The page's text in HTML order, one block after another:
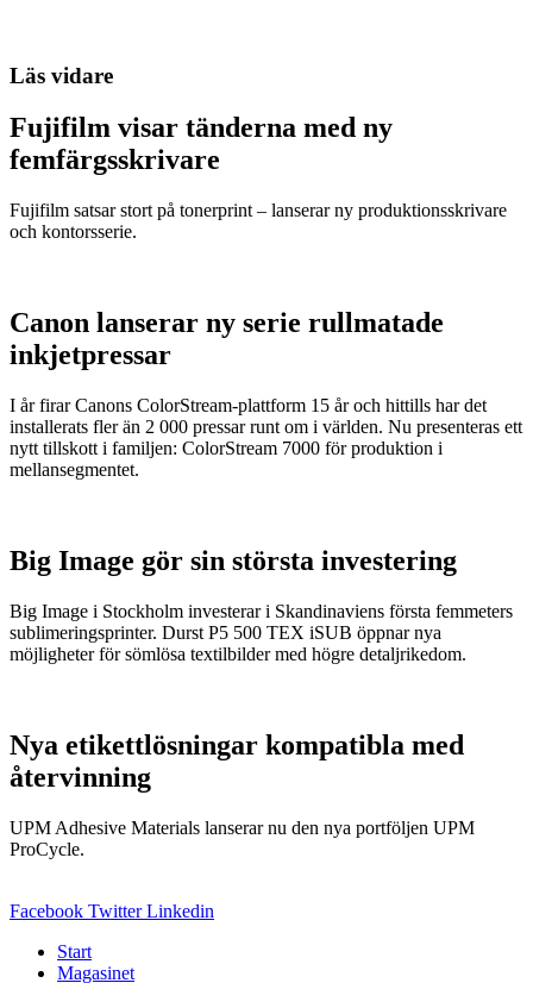
Läs vidare
Fujifilm visar tänderna med ny
femfärgsskrivare
Fujifilm satsar stort på tonerprint – lanserar ny produktionsskrivare
och kontorsserie.
Canon lanserar ny serie rullmatade
inkjetpressar
I år firar Canons ColorStream-plattform 15 år och hittills har det
installerats fler än 2 000 pressar runt om i världen. Nu presenteras ett
nytt tillskott i familjen: ColorStream 7000 för produktion i
mellansegmentet.
Big Image gör sin största investering
Big Image i Stockholm investerar i Skandinaviens första femmeters
sublimeringsprinter. Durst P5 500 TEX iSUB öppnar nya
möjligheter för sömlösa textilbilder med högre detaljrikedom.
Nya etikettlösningar kompatibla med
återvinning
UPM Adhesive Materials lanserar nu den nya portföljen UPM
ProCycle.
Facebook Twitter Linkedin
Start
Magasinet